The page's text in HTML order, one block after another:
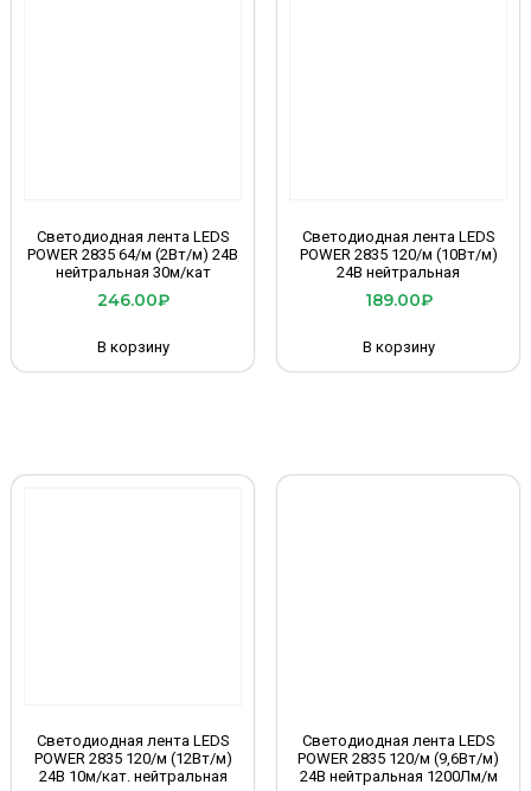
Светодиодная лента LEDS
POWER 2835 64/м (2Вт/м) 24В
нейтральная 30м/кат
246.00₽
В корзину
Светодиодная лента LEDS
POWER 2835 120/м (10Вт/м)
24В нейтральная
189.00₽
В корзину
Светодиодная лента LEDS
POWER 2835 120/м (12Вт/м)
24В 10м/кат. нейтральная
Светодиодная лента LEDS
POWER 2835 120/м (9,6Вт/м)
24В нейтральная 1200Лм/м